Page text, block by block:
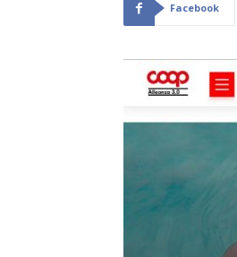
Facebook